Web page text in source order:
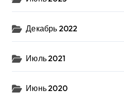
Декабрь 2022
Июль 2021
Июнь 2020